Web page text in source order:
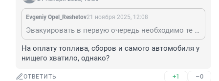
Evgeniy Opel_Reshetov21 ноября 2025, 12:08
Эвакуировать в первую очередь необходимо те машины, водители которых располагают достаточными средствами для оплаты работы эвакуатора и платной парковки.
На оплату топлива, сборов и самого автомобиля у
нищего хватило, однако?
ОТВЕТИТЬ +1 –0